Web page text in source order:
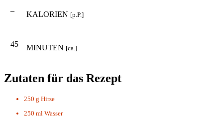
– KALORIEN [p.P.]
45 MINUTEN [ca.]
Zutaten für das Rezept
250 g Hirse
250 ml Wasser